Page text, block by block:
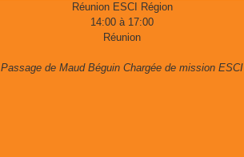
Réunion ESCI Région
14:00 à 17:00
Réunion
Passage de Maud Béguin Chargée de mission ESCI